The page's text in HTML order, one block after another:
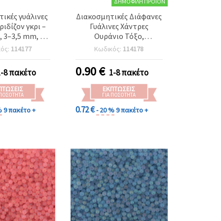
γυάλινες
γκρι –
3–3,5 mm, 50
για DIY
δημιουργίες
και
114177
8 πακέτο
9 πακέτο +
Διακοσμητικές Διάφανες
Γυάλινες Χάντρες
Ουράνιο Τόξο,
ανάμεικτες, 2–2,5 mm, 50
γρ.
Κωδικός: 114178
0.90€ 1-8 πακέτο
ΕΚΠΤΏΣΕΙΣ
ΓΙΑ ΠΟΣΌΤΗΤΑ
0.72 €- 20 %9 πακέτο +